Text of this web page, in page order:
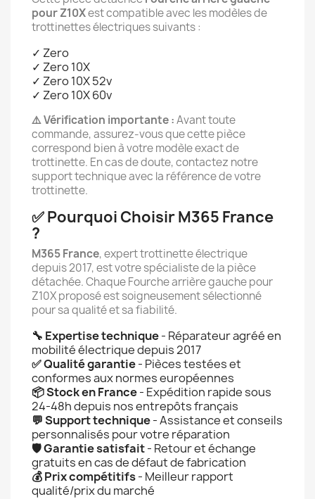
pour Z10Xest compatible avec les modèles de
trottinettes électriques suivants :
✓ Zero
✓ Zero 10X
✓ Zero 10X 52v
✓ Zero 10X 60v
⚠️ Vérification importante :Avant toute
commande, assurez-vous que cette pièce
correspond bien à votre modèle exact de
trottinette. En cas de doute, contactez notre
support technique avec la référence de votre
trottinette.
✅ Pourquoi Choisir M365 France
?
M365 France, expert trottinette électrique
depuis 2017, est votre spécialiste de la pièce
détachée. Chaque Fourche arrière gauche pour
Z10X proposé est soigneusement sélectionné
pour sa qualité et sa fiabilité.
🔧 Expertise technique- Réparateur agréé en
mobilité électrique depuis 2017
✅ Qualité garantie- Pièces testées et
conformes aux normes européennes
📦 Stock en France- Expédition rapide sous
24-48h depuis nos entrepôts français
💬 Support technique- Assistance et conseils
personnalisés pour votre réparation
🛡️ Garantie satisfait- Retour et échange
gratuits en cas de défaut de fabrication
💰 Prix compétitifs- Meilleur rapport
qualité/prix du marché